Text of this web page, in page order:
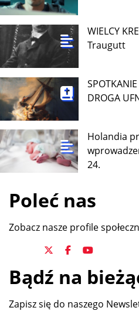
WIELCY
Traugutt
DROGA
Holandia
24.
Poleć nas
Zobacz nasze profile
Bądź na
Zapisz się do naszego